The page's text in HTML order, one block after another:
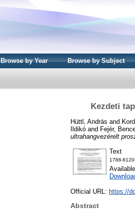
Browse by Year Browse by Subject
Kezdeti
Hüttl, András and
Ildikó and Fejér,
ultrahangvezérelt
Text
1788-
Official URL: https://
Abstract